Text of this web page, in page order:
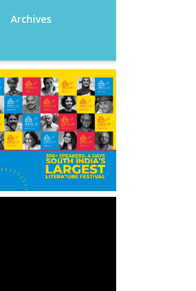
Archives